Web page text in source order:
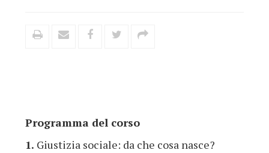
Programma del corso
1. Giustizia sociale: da che cosa nasce?